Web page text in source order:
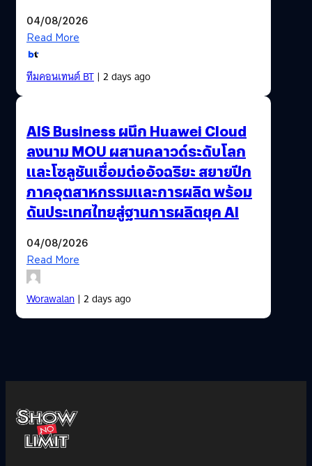
04/08/2026
Read More
ทีมคอนเทนต์ BT| 2 days ago
AIS Business ผนึก Huawei Cloud
ลงนาม MOU ผสานคลาวด์ระดับโลก
และโซลูชันเชื่อมต่ออัจฉริยะ สยายปีก
ภาคอุตสาหกรรมและการผลิต พร้อม
ดันประเทศไทยสู่ฐานการผลิตยุค AI
04/08/2026
Read More
Worawalan| 2 days ago